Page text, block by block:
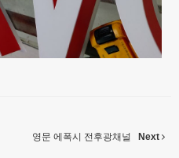
영문 에폭시 전후광채널 Next